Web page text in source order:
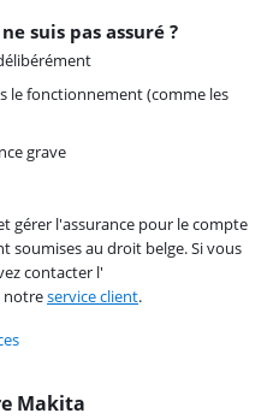
suis pas assuré ?
le fonctionnement (comme les
grave
gérer l'assurance pour le compte
soumises au droit belge. Si vous
contacter l'
notreservice client.
Makita